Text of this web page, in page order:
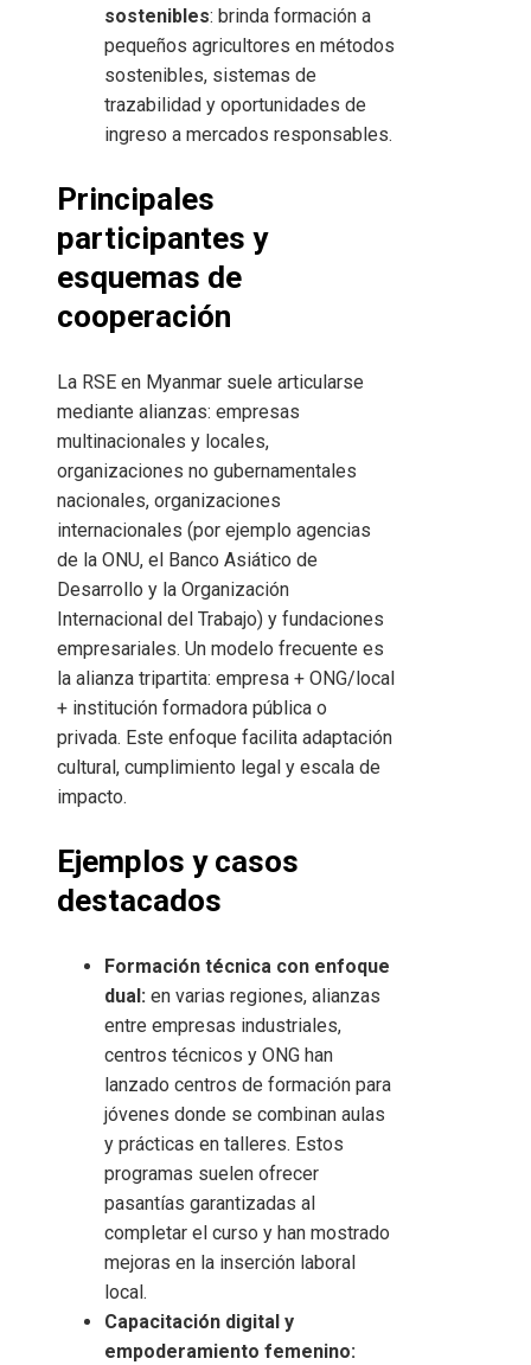
sostenibles: brinda formación a
pequeños agricultores en métodos
sostenibles, sistemas de
trazabilidad y oportunidades de
ingreso a mercados responsables.
Principales
participantes y
esquemas de
cooperación
La RSE en Myanmar suele articularse
mediante alianzas: empresas
multinacionales y locales,
organizaciones no gubernamentales
nacionales, organizaciones
internacionales (por ejemplo agencias
de la ONU, el Banco Asiático de
Desarrollo y la Organización
Internacional del Trabajo) y fundaciones
empresariales. Un modelo frecuente es
la alianza tripartita: empresa + ONG/local
+ institución formadora pública o
privada. Este enfoque facilita adaptación
cultural, cumplimiento legal y escala de
impacto.
Ejemplos y casos
destacados
Formación técnica con enfoque
dual: en varias regiones, alianzas
entre empresas industriales,
centros técnicos y ONG han
lanzado centros de formación para
jóvenes donde se combinan aulas
y prácticas en talleres. Estos
programas suelen ofrecer
pasantías garantizadas al
completar el curso y han mostrado
mejoras en la inserción laboral
local.
Capacitación digital y
empoderamiento femenino: